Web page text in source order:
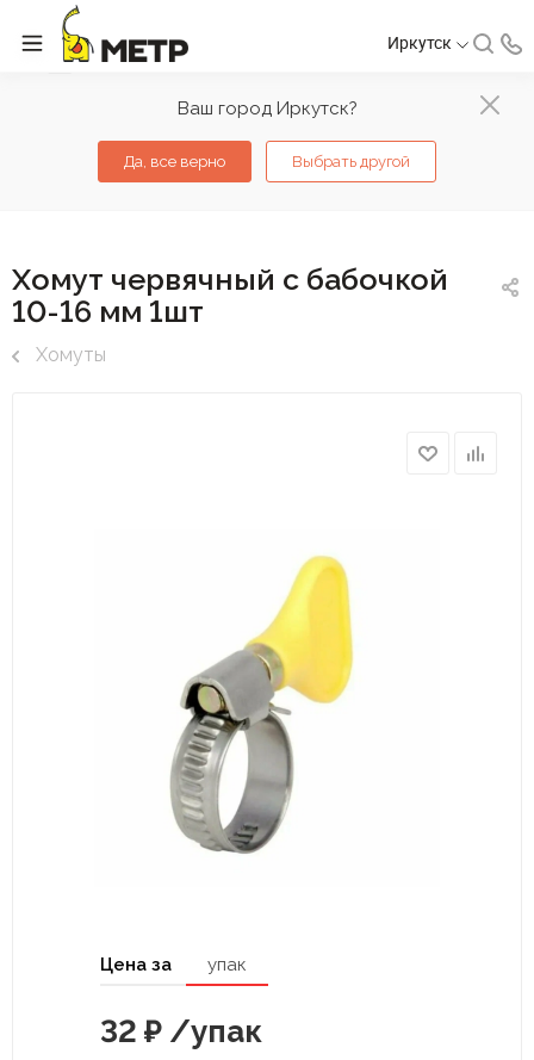
Ваш город Иркутск?
Да, все верно Выбрать другой
Иркутск
Хомут червячный с бабочкой
10-16 мм 1шт
Хомуты
Цена за упак
32 ₽ /упак